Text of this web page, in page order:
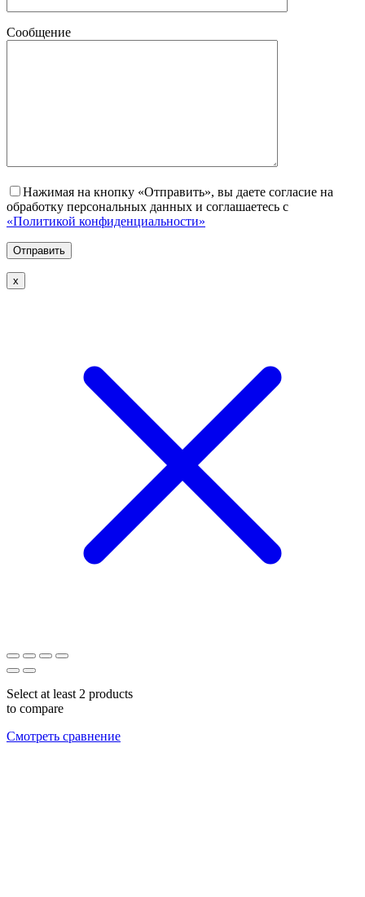
Сообщение
Нажимая на кнопку «Отправить», вы даете согласие на
обработку персональных данных и соглашаетесь с
«Политикой конфиденциальности»
х
Select at least 2 products
to compare
Смотреть сравнение